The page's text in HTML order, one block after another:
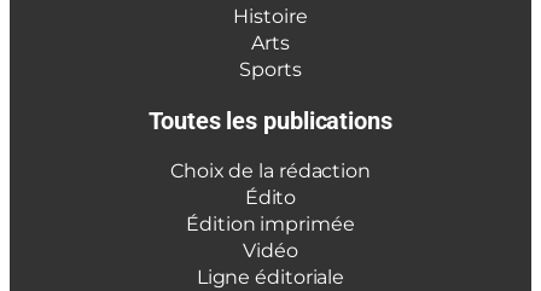
Histoire
Arts
Sports
Toutes les publications
Choix de la rédaction
Édito
Édition imprimée
Vidéo
Ligne éditoriale